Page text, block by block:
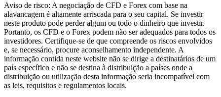
Aviso de risco: A negociação de CFD e Forex com base na
alavancagem é altamente arriscada para o seu capital. Se investir
neste produto pode perder algum ou todo o dinheiro que investir.
Portanto, os CFD e o Forex podem não ser adequados para todos os
investidores. Certifique-se de que compreende os riscos envolvidos
e, se necessário, procure aconselhamento independente. A
informação contida neste website não se dirige a destinatários de um
país específico e não se destina à distribuição a países onde a
distribuição ou utilização desta informação seria incompatível com
as leis, requisitos e regulamentos locais.